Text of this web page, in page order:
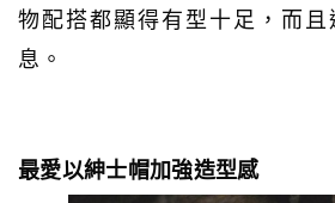
物配搭都顯得有型十足，而
息。
最愛以紳士帽加強造型感